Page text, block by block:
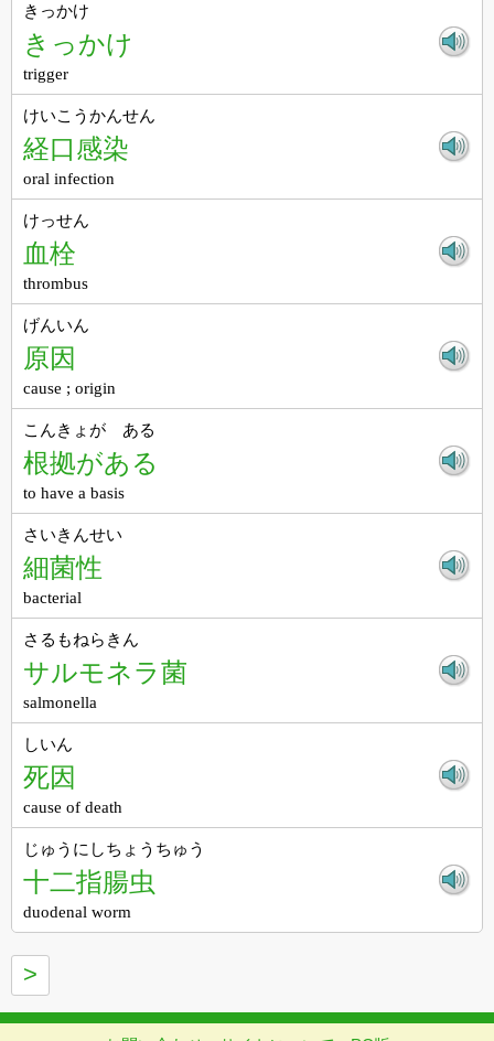
きっかけ
きっかけ
trigger
けいこうかんせん
経口感染
oral infection
けっせん
血栓
thrombus
げんいん
原因
cause ; origin
こんきょが ある
根拠がある
to have a basis
さいきんせい
細菌性
bacterial
さるもねらきん
サルモネラ菌
salmonella
しいん
死因
cause of death
じゅうにしちょうちゅう
十二指腸虫
duodenal worm
>